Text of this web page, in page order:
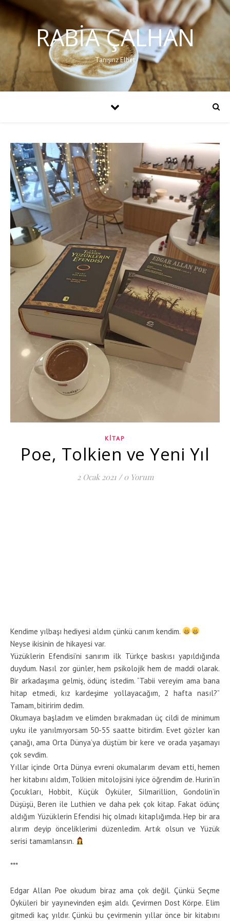
RABIA ÇALHAN
Tanışırız Elbet
KITAP
Poe, Tolkien ve Yeni Yıl
2 Ocak 2021 / 0 Yorum
Kendime yılbaşı hediyesi aldım çünkü canım kendim.
Neyse ikisinin de hikayesi var.
Yüzüklerin Efendisi’ni sanırım ilk Türkçe baskısı yapıldığında
duydum. Nasıl zor günler, hem psikolojik hem de maddi olarak.
Bir arkadaşıma gelmiş, ödünç istedim. “Tabii vereyim ama bana
hitap etmedi, kız kardeşime yollayacağım, 2 hafta nasıl?”
Tamam, bitiririm dedim.
Okumaya başladım ve elimden bırakmadan üç cildi de minimum
uyku ile yanılmıyorsam 50-55 saatte bitirdim. Evet gözler kan
çanağı, ama Orta Dünya’ya düştüm bir kere ve orada yaşamayı
çok sevdim.
Yıllar içinde Orta Dünya evreni okumalarım devam etti, hemen
her kitabını aldım, Tolkien mitolojisini iyice öğrendim de. Hurin’in
Çocukları, Hobbit, Küçük Öyküler, Silmarillion, Gondolin’in
Düşüşü, Beren ile Luthien ve daha pek çok kitap. Fakat ödünç
aldığım Yüzüklerin Efendisi hiç olmadı kitaplığımda. Hep bir ara
alırım deyip önceliklerimi düzenledim. Artık olsun ve Yüzük
serisi tamamlansın.
***
Edgar Allan Poe okudum biraz ama çok değil. Çünkü Seçme
Öyküleri bir yayınevinden eşim aldı. Çevirmen Dost Körpe. Elim
gitmedi kaç yıldır. Çünkü bu çevirmenin yıllar önce bir kitabını